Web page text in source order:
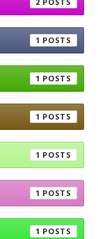
1
1
1
1
1
1